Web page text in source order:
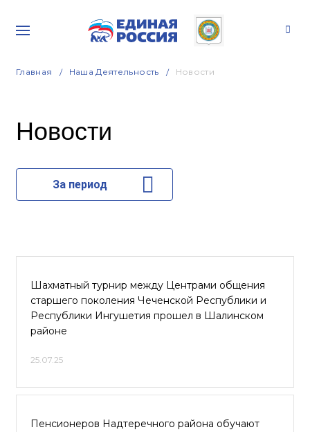
Главная Наша Деятельность Новости
Новости
За период
Шахматный турнир между Центрами общения
старшего поколения Чеченской Республики и
Республики Ингушетия прошел в Шалинском
районе
25.07.25
Пенсионеров Надтеречного района обучают